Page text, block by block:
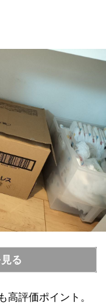
る
高評価ポイント。